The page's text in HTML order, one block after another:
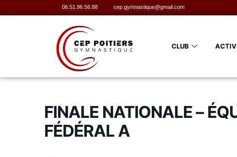
06.51.96.56.88 cep.gymnastique@gmail.com
CLUB
FINALE NATIONALE –
FÉDÉRAL A